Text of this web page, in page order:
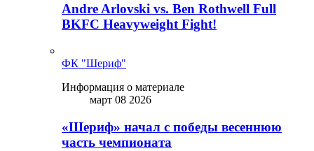
Andre Arlovski vs. Ben Rothwell Full
BKFC Heavyweight Fight!
ФК "Шериф"
Информация о материале
март 08 2026
«Шериф» начал с победы весеннюю
часть чемпионата